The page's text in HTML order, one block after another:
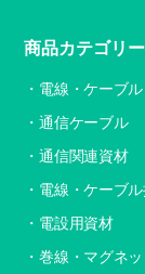
商品カテゴリー
電線・ケーブル
通信ケーブル
通信関連資材
電線・ケーブ
電設用資材
巻線・マグネ